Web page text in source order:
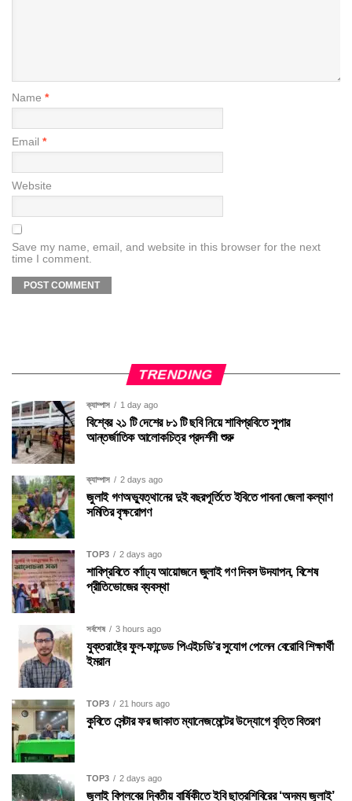
Name *
Email *
Website
Save my name, email, and website in this browser for the next
time I comment.
TRENDING
ক্যাম্পাস 1 day ago
বিশ্বের ২১ টি দেশের ৮১ টি ছবি নিয়ে শাবিপ্রবিতে সুপার
আন্তর্জাতিক আলোকচিত্র প্রদর্শনী শুরু
ক্যাম্পাস 2 days ago
জুলাই গণঅভ্যুত্থানের দুই বছরপূর্তিতে ইবিতে পাবনা জেলা কল্যাণ
সমিতির বৃক্ষরোপণ
TOP3 2 days ago
শাবিপ্রবিতে বর্ণাঢ্য আয়োজনে জুলাই গণ দিবস উদযাপন, বিশেষ
প্রীতিভোজের ব্যবস্থা
সর্বশেষ 3 hours ago
যুক্তরাষ্ট্রে ফুল-ফান্ডেড পিএইচডি’র সুযোগ পেলেন বেরোবি শিক্ষার্থী
ইমরান
TOP3 21 hours ago
কুবিতে সেন্টার ফর জাকাত ম্যানেজমেন্টের উদ্যোগে বৃত্তি বিতরণ
TOP3 2 days ago
জুলাই বিপ্লবের দ্বিতীয় বার্ষিকীতে ইবি ছাত্রশিবিরের ‘অদম্য জুলাই’